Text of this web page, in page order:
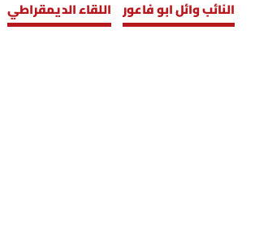
النائب وائل ابو فاعور اللقاء الديمقراطي